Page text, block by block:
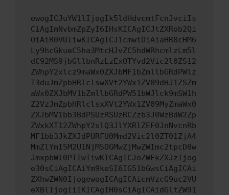
ewogICJuYW1lIjogIk5ldHdvcmtFcnJvciIs
CiAgImNvbmZpZyI6IHsKICAgICJtZXRob2Qi
OiAiR0VUIiwKICAgICJ1cmwiOiAiaHR0cHM6
Ly9hcGkueC5ha3MtcHJvZC5hdWRhcmlzLm5l
dC92MS9jbGllbnRzLzExOTYvd2Vic2l0ZS12
ZWhpY2xlcz9maWx0ZXJbMF1bZmllbGRdPWlz
T3duJmZpbHRlclswXVt2YWx1ZV09dHJ1ZSZm
aWx0ZXJbMV1bZmllbGRdPW51bWJlck9mSW1h
Z2VzJmZpbHRlclsxXVt2YWx1ZV09MyZmaWx0
ZXJbMV1bb3BdPSUzRSUzRCZzb3J0WzBdW2Zp
ZWxkXT12ZWhpY2xlQ3JlYXRlZEF0JnNvcnRb
MF1bb3JkZXJdPURFU0Mmd2Vic2l0ZT01ZjA4
MmZlYmI5M2U1NjM5OGMwZjMwZWImc2tpcD0w
JmxpbWl0PTIwIiwKICAgICJoZWFkZXJzIjog
e30sCiAgICAiYm9keSI6IG51bGwsCiAgICAi
ZXhwZWN0IjogewogICAgICAicmVzcG9uc2VU
eXBlIjogIiIKICAgIH0sCiAgICAidGltZW91